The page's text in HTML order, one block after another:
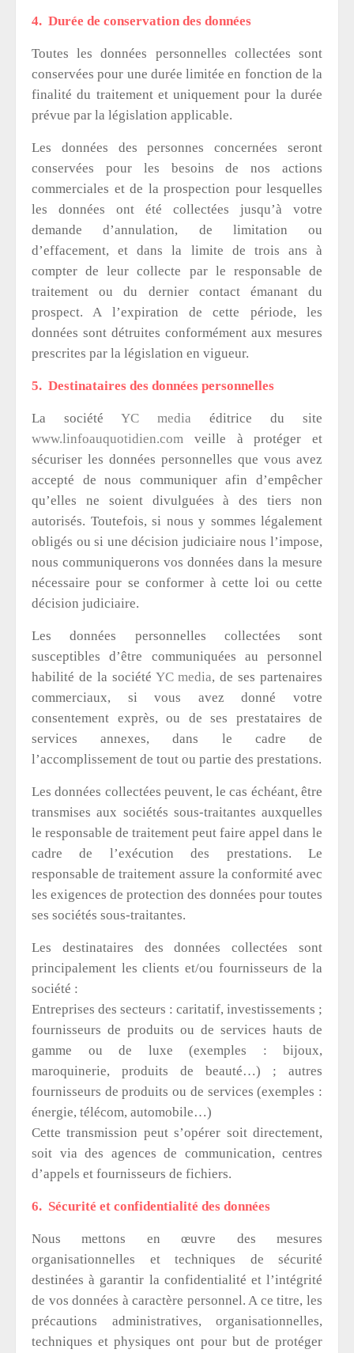
4. Durée de conservation des données
Toutes les données personnelles collectées sont
conservées pour une durée limitée en fonction de la
finalité du traitement et uniquement pour la durée
prévue par la législation applicable.
Les données des personnes concernées seront
conservées pour les besoins de nos actions
commerciales et de la prospection pour lesquelles
les données ont été collectées jusqu’à votre
demande d’annulation, de limitation ou
d’effacement, et dans la limite de trois ans à
compter de leur collecte par le responsable de
traitement ou du dernier contact émanant du
prospect. A l’expiration de cette période, les
données sont détruites conformément aux mesures
prescrites par la législation en vigueur.
5. Destinataires des données personnelles
La société YC media éditrice du site
www.linfoauquotidien.com veille à protéger et
sécuriser les données personnelles que vous avez
accepté de nous communiquer afin d’empêcher
qu’elles ne soient divulguées à des tiers non
autorisés. Toutefois, si nous y sommes légalement
obligés ou si une décision judiciaire nous l’impose,
nous communiquerons vos données dans la mesure
nécessaire pour se conformer à cette loi ou cette
décision judiciaire.
Les données personnelles collectées sont
susceptibles d’être communiquées au personnel
habilité de la société YC media, de ses partenaires
commerciaux, si vous avez donné votre
consentement exprès, ou de ses prestataires de
services annexes, dans le cadre de
l’accomplissement de tout ou partie des prestations.
Les données collectées peuvent, le cas échéant, être
transmises aux sociétés sous-traitantes auxquelles
le responsable de traitement peut faire appel dans le
cadre de l’exécution des prestations. Le
responsable de traitement assure la conformité avec
les exigences de protection des données pour toutes
ses sociétés sous-traitantes.
Les destinataires des données collectées sont
principalement les clients et/ou fournisseurs de la
société :
Entreprises des secteurs : caritatif, investissements ;
fournisseurs de produits ou de services hauts de
gamme ou de luxe (exemples : bijoux,
maroquinerie, produits de beauté…) ; autres
fournisseurs de produits ou de services (exemples :
énergie, télécom, automobile…)
Cette transmission peut s’opérer soit directement,
soit via des agences de communication, centres
d’appels et fournisseurs de fichiers.
6. Sécurité et confidentialité des données
Nous mettons en œuvre des mesures
organisationnelles et techniques de sécurité
destinées à garantir la confidentialité et l’intégrité
de vos données à caractère personnel. A ce titre, les
précautions administratives, organisationnelles,
techniques et physiques ont pour but de protéger